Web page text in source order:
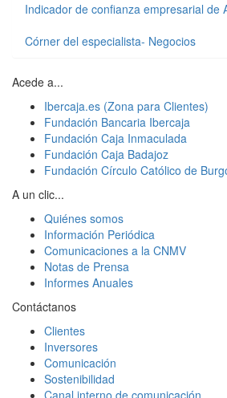
Indicador de confianza empresarial de
Córner del especialista- Negocios
Acede a...
Ibercaja.es (Zona para Clientes)
Fundación Bancaria Ibercaja
Fundación Caja Inmaculada
Fundación Caja Badajoz
Fundación Círculo Católico de
A un clic...
Quiénes somos
Información Periódica
Comunicaciones a la CNMV
Notas de Prensa
Informes Anuales
Contáctanos
Clientes
Inversores
Comunicación
Sostenibilidad